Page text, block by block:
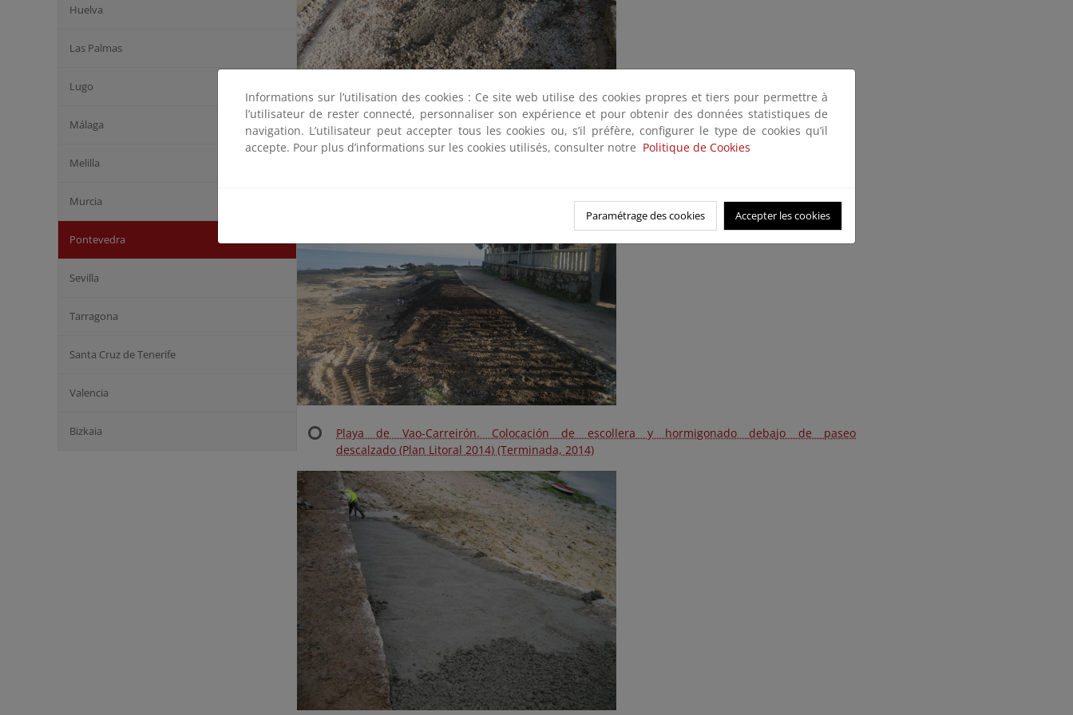
Huelva
Las Palmas
Lugo
Málaga
Melilla
Murcia
Pontevedra
Sevilla
Tarragona
Santa Cruz de Tenerife
Valencia
Bizkaia
Charco. Relleno de hueco en trasdós de muro (Plan Litoral 2014) (Terminada, 2014)
Playa de Vao-Carreirón. Colocación de escollera y hormigonado debajo de paseo
descalzado (Plan Litoral 2014) (Terminada, 2014)
Informations sur l’utilisation des cookies : Ce site web utilise des cookies propres et tiers pour permettre à
l’utilisateur de rester connecté, personnaliser son expérience et pour obtenir des données statistiques de
navigation. L’utilisateur peut accepter tous les cookies ou, s’il préfère, configurer le type de cookies qu’il
accepte. Pour plus d’informations sur les cookies utilisés, consulter notre Politique de Cookies
Paramétrage des cookies Accepter les cookies